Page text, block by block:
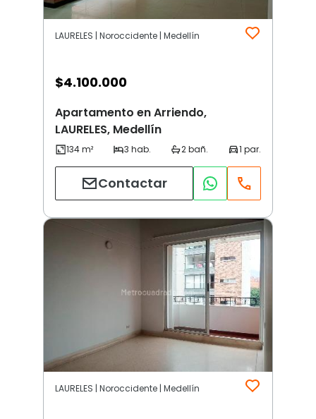
LAURELES | Noroccidente | Medellín
$4.100.000
Apartamento en Arriendo,
LAURELES, Medellín
Contactar
LAURELES | Noroccidente | Medellín